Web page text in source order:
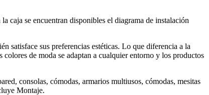
caja se encuentran disponibles el diagrama de instalación
satisface sus preferencias estéticas. Lo que diferencia a la
de moda se adaptan a cualquier entorno y los productos
consolas, cómodas, armarios multiusos, cómodas, mesitas
Montaje.